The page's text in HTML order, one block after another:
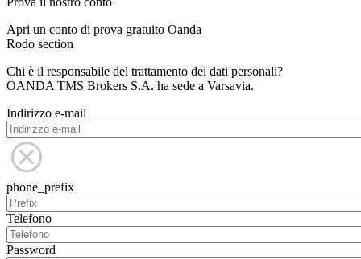
Apri un conto di prova gratuito Oanda
Rodo section
Chi è il responsabile del trattamento dei dati personali?
OANDA TMS Brokers S.A. ha sede a Varsavia.
Indirizzo e-mail
phone_prefix
Telefono
Password